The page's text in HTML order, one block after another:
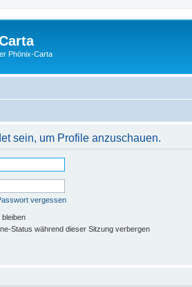
Phönix-Carta
sein, um Profile anzuschauen.
vergessen
bleiben
Status während dieser Sitzung verbergen